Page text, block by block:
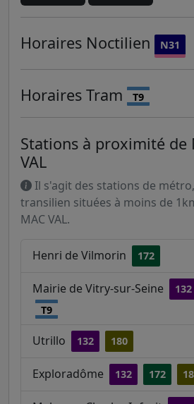
Horaires Noctilien N31
Horaires Tram T9
Stations à proximité de
VAL
Il s'agit des stations de
transilien situées à moins de
MAC VAL.
Henri de Vilmorin 172
Mairie de Vitry-sur-Seine 132
T9
Utrillo 132 180
Exploradôme 132 172